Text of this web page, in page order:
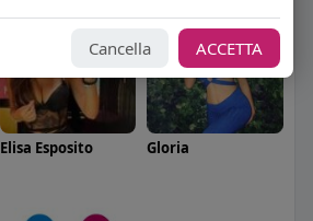
Elisa Esposito Gloria
Cancella ACCETTA